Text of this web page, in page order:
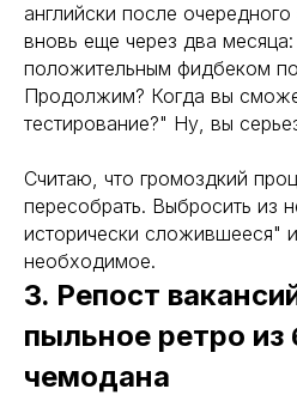
английски после
вновь еще через два
положительным фидбеком
Продолжим? Когда вы
тестирование?" Ну, вы
Считаю, что громоздкий
пересобрать. Выбросить из
исторически сложившееся"
необходимое.
3. Репост
пыльное ретро из
чемодана